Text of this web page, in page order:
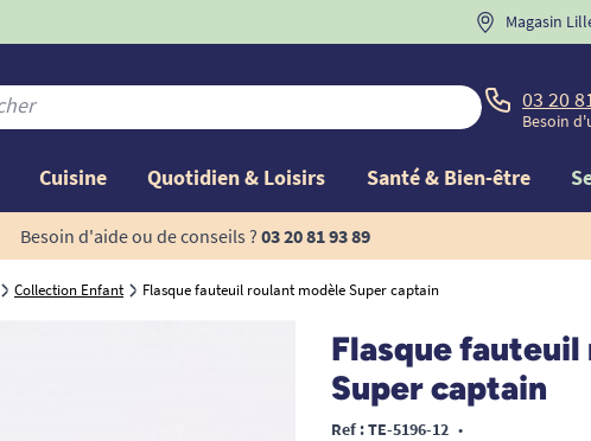
BIENVENUE"
Magasin
03 20
Besoin
Cuisine Quotidien & Loisirs Santé & Bien-être
Besoin d'aide ou de conseils ? 03 20 81 93 89
Collection Enfant Flasque fauteuil roulant modèle Super captain
Flasque
Super captain
Ref : TE-5196-12 •